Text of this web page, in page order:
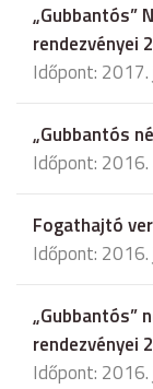
„Gubbantós”
rendezvényei
Időpont: 2017.
„Gubbantós
Időpont:
Fogathajtó
Időpont: 2016.
„Gubbantós”
rendezvényei
Időpont: 2016.